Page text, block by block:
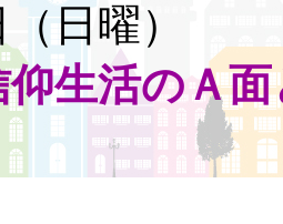
日（日曜
仰生活のＡ